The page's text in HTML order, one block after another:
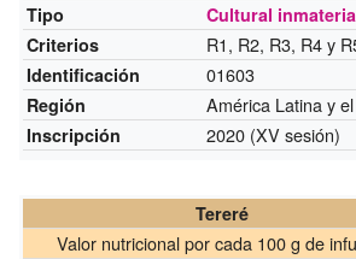
Tipo
Cultural
Criterios
R1, R2, R3, R4 y
Identificación 01603
Región América Latina y
Inscripción 2020 (XV sesión)
Tereré
Valor nutricional por cada 100 g de